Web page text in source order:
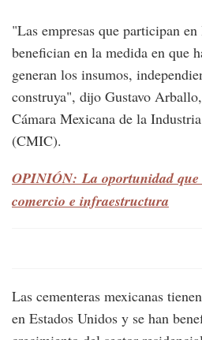
"Las empresas que participan
benefician en la medida en que
generan los insumos,
construya", dijo Gustavo
Cámara Mexicana de la
(CMIC).
OPINIÓN: La oportunidad que
comercio e infraestructura
Las cementeras mexicanas
en Estados Unidos y se han